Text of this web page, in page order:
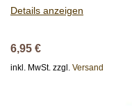
Details anzeigen
6,95 €
inkl. MwSt. zzgl. Versand